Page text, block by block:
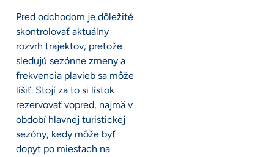
Pred odchodom je dôležité
skontrolovať aktuálny
rozvrh trajektov, pretože
sledujú sezónne zmeny a
frekvencia plavieb sa môže
líšiť. Stojí za to si lístok
rezervovať vopred, najmä v
období hlavnej turistickej
sezóny, kedy môže byť
dopyt po miestach na